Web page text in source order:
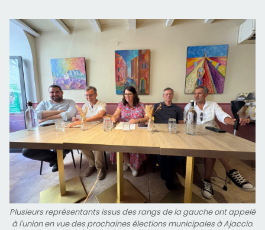
Plusieurs représentants issus des rangs de la gauche ont appelé
à l'union en vue des prochaines élections municipales à Ajaccio.